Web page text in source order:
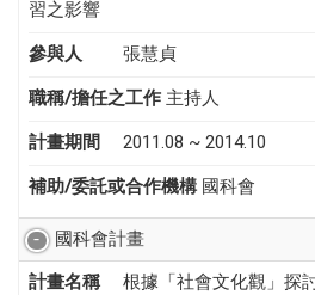
習之影響
參與人 張慧貞
職稱/擔任之工作 主持人
計畫期間 2011.08 ~ 2014.10
補助/委託或合作機構 國科會
國科會計畫
計畫名稱
根據「社會文化觀」探